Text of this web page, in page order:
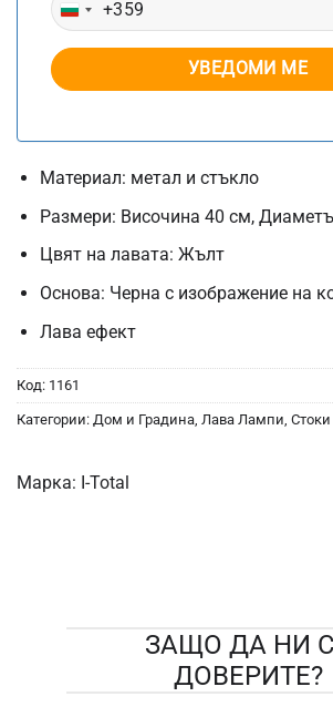
BULGARIA
+359
+359
Материал: метал и стъкло
Размери: Височина 40 см,
Цвят на лавата: Жълт
Основа: Черна с изображение на
Лава ефект
Код: 1161
Категории: Дом и Градина, Лава Лампи,
Марка: I-Total
ЗАЩО ДА НИ
ДОВЕРИТЕ?